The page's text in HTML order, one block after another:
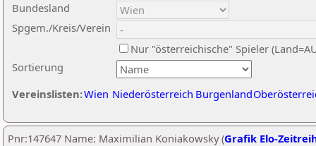
Sortierung
Bundesland
Spgem./Kreis/Verein
Nur "österreichische" Spieler
Vereinslisten:Wien Niederösterreich Burgenland
Pnr:147647 Name: Maximilian Koniakowsky (Grafik Elo-